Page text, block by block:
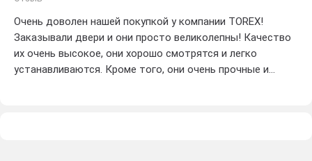
Очень доволен нашей покупкой у компании TOREX!
Заказывали двери и они просто великолепны! Качество
их очень высокое, они хорошо смотрятся и легко
устанавливаются. Кроме того, они очень прочные и